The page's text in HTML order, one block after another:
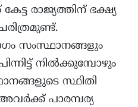
രാജ്യത്തിന് ഭക്ഷ്യ
സംസ്ഥാനങ്ങളും
നിൽക്കുമ്പോഴും
സ്ഥിതി
പാരമ്പര്യ